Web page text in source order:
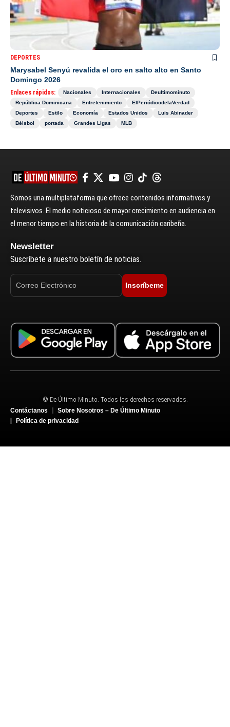
DEPORTES
Marysabel Senyú revalida el oro en salto alto en Santo
Domingo 2026
Enlaces rápidos: Nacionales Internacionales
Deultimominuto
República Dominicana
Entretenimiento
ElPeriódicodelaVerdad
Deportes
Estilo Economía Estados Unidos
Luis Abinader
Béisbol
portada Grandes Ligas MLB
Somos una multiplataforma que ofrece contenidos informativos y
televisivos. El medio noticioso de mayor crecimiento en audiencia en
el menor tiempo en la historia de la comunicación caribeña.
Newsletter
Suscríbete a nuestro boletín de noticias.
Inscríbeme
© De Último Minuto. Todos los derechos reservados.
Contáctanos
Sobre Nosotros – De Último Minuto
Política de privacidad